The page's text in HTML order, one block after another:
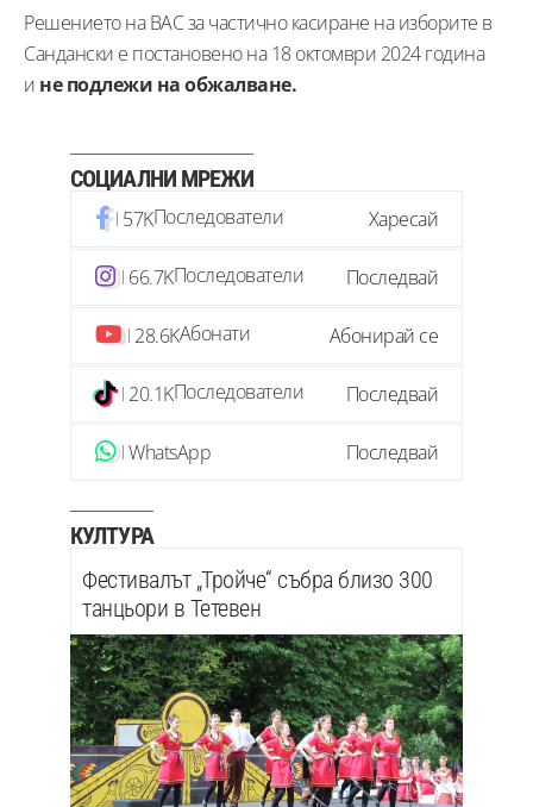
Решението на ВАС за частично касиране на изборите в
Сандански е постановено на 18 октомври 2024 година
и не подлежи на обжалване.
СОЦИАЛНИ МРЕЖИ
57KПоследователи Харесай
66.7KПоследователи Последвай
28.6KАбонати Абонирай се
20.1KПоследователи Последвай
WhatsApp Последвай
КУЛТУРА
Фестивалът „Тройче“ събра близо 300
танцьори в Тетевен